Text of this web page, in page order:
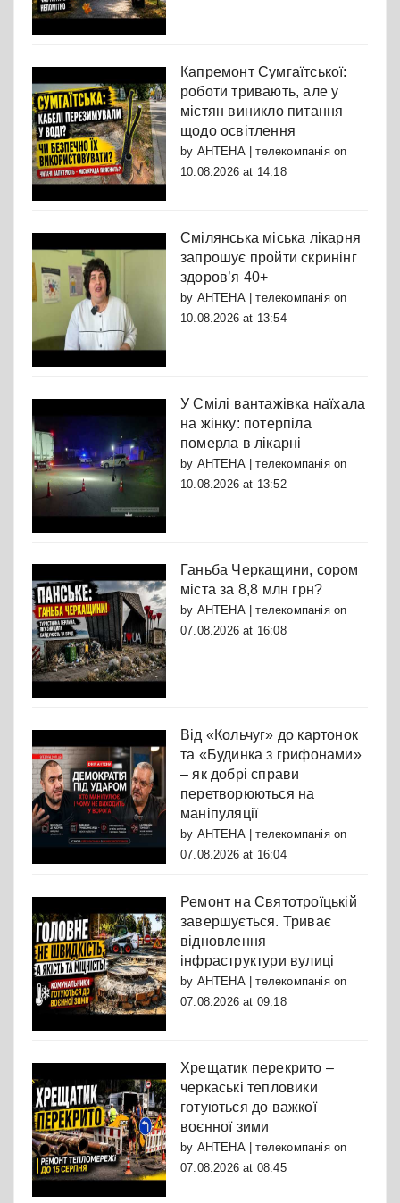
Капремонт Сумгаїтської:
роботи тривають, але у
містян виникло питання
щодо освітлення
by АНТЕНА | телекомпаніяon
10.08.2026 at 14:18
Смілянська міська лікарня
запрошує пройти скринінг
здоров’я 40+
by АНТЕНА | телекомпаніяon
10.08.2026 at 13:54
У Смілі вантажівка наїхала
на жінку: потерпіла
померла в лікарні
by АНТЕНА | телекомпаніяon
10.08.2026 at 13:52
Ганьба Черкащини, сором
міста за 8,8 млн грн?
by АНТЕНА | телекомпаніяon
07.08.2026 at 16:08
Від «Кольчуг» до картонок
та «Будинка з грифонами»
– як добрі справи
перетворюються на
маніпуляції
by АНТЕНА | телекомпаніяon
07.08.2026 at 16:04
Ремонт на Святотроїцькій
завершується. Триває
відновлення
інфраструктури вулиці
by АНТЕНА | телекомпаніяon
07.08.2026 at 09:18
Хрещатик перекрито –
черкаські тепловики
готуються до важкої
воєнної зими
by АНТЕНА | телекомпаніяon
07.08.2026 at 08:45